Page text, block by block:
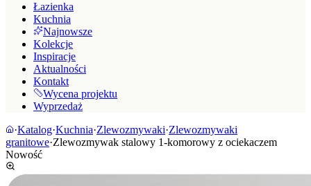
Łazienka
Kuchnia
Najnowsze
Kolekcje
Inspiracje
Aktualności
Kontakt
Wycena projektu
Wyprzedaż
·Katalog·Kuchnia·Zlewozmywaki·Zlewozmywaki
granitowe·Zlewozmywak stalowy 1-komorowy z ociekaczem
Nowość